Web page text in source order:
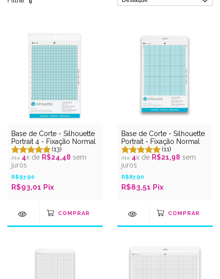
Base de Corte - Silhouette
Portrait 4 - Fixação Normal
(13)
4x de R$24,48 sem
juros
R$97,90
R$93,01 Pix
Base de Corte - Silhouette
Portrait - Fixação Normal
(11)
4x de R$21,98 sem
juros
R$87,90
R$83,51 Pix